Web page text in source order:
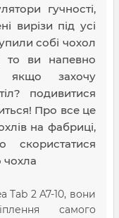
гучності,
вирізи під усі
собі чохол
то ви напевно
захочу
подивитися
Про все це
на фабриці,
чохла
Tab 2 A7-10, вони
самого